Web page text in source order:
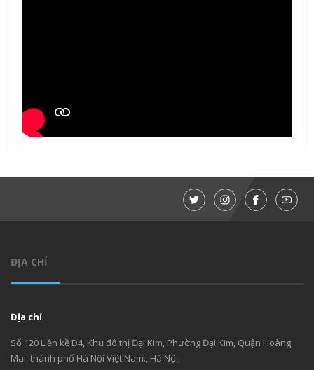
ĐỊA CHỈ
Địa chỉ
Số 120 Liền kề D4, Khu đô thị Đại Kim, Phường Đại Kim, Quận Hoàng
Mai, thành phố Hà Nội Việt Nam., Hà Nội,